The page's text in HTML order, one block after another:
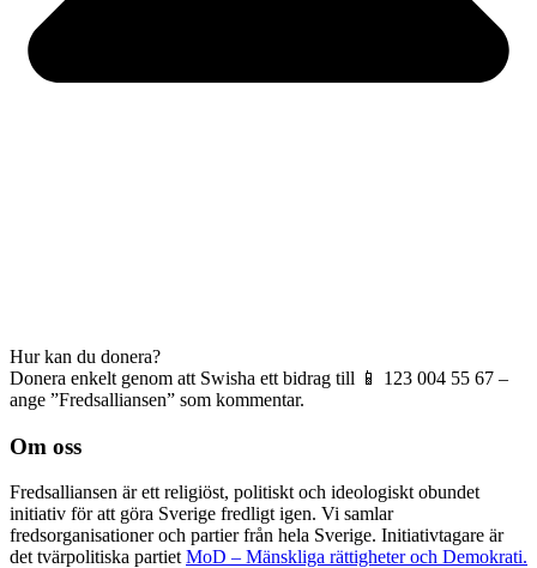
Hur kan du donera?
Donera enkelt genom att Swisha ett bidrag till 📱 123 004 55 67 –
ange ”Fredsalliansen” som kommentar.
Om oss
Fredsalliansen är ett religiöst, politiskt och ideologiskt obundet
initiativ för att göra Sverige fredligt igen. Vi samlar
fredsorganisationer och partier från hela Sverige. Initiativtagare är
det tvärpolitiska partiet MoD – Mänskliga rättigheter och Demokrati.